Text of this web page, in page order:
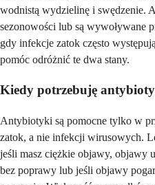
wodnistą wydzielinę i swędzenie.
sezonowości lub są wywoływane
gdy infekcje zatok często
pomóc odróżnić te dwa stany.
Kiedy potrzebuję
Antybiotyki są pomocne tylko w
zatok, a nie infekcji wirusowych.
jeśli masz ciężkie objawy, objawy
bez poprawy lub jeśli objawy